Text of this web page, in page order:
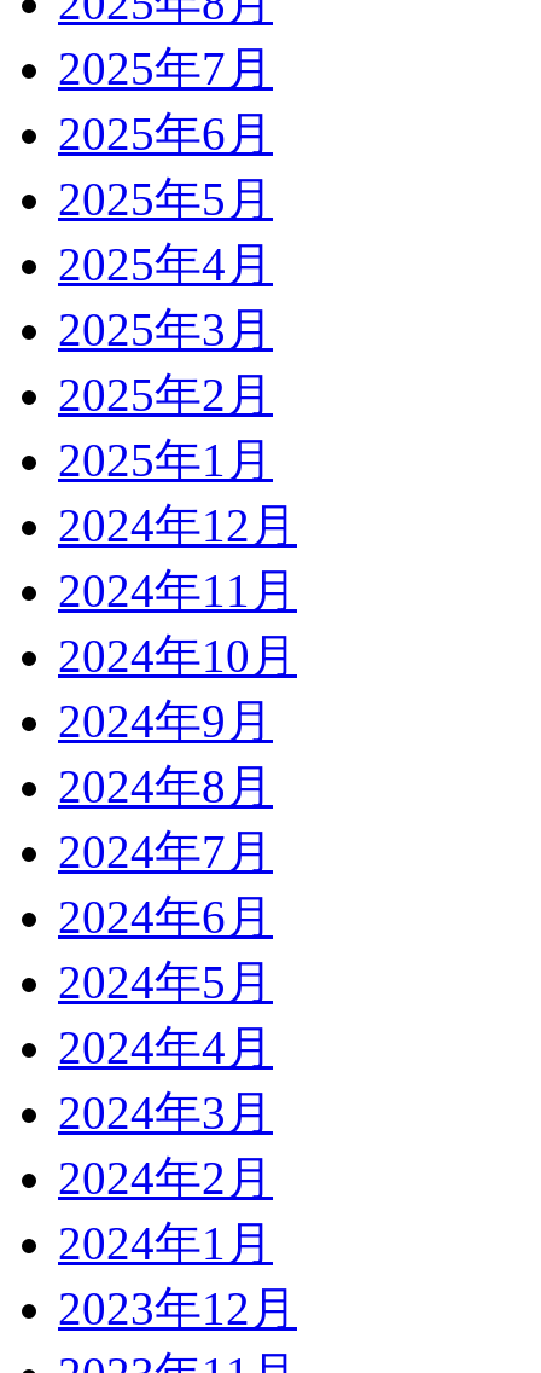
2025年7月
2025年6月
2025年5月
2025年4月
2025年3月
2025年2月
2025年1月
2024年12月
2024年11月
2024年10月
2024年9月
2024年8月
2024年7月
2024年6月
2024年5月
2024年4月
2024年3月
2024年2月
2024年1月
2023年12月